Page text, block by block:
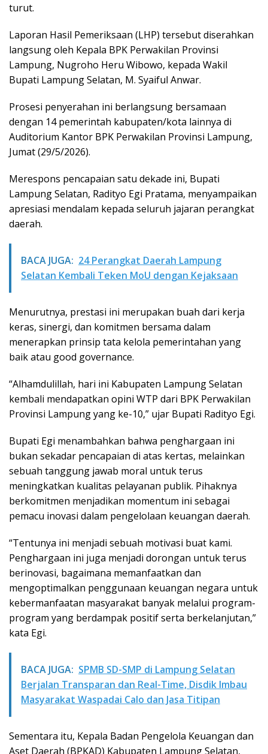
turut.
Laporan Hasil Pemeriksaan (LHP) tersebut diserahkan
langsung oleh Kepala BPK Perwakilan Provinsi
Lampung, Nugroho Heru Wibowo, kepada Wakil
Bupati Lampung Selatan, M. Syaiful Anwar.
Prosesi penyerahan ini berlangsung bersamaan
dengan 14 pemerintah kabupaten/kota lainnya di
Auditorium Kantor BPK Perwakilan Provinsi Lampung,
Jumat (29/5/2026).
Merespons pencapaian satu dekade ini, Bupati
Lampung Selatan, Radityo Egi Pratama, menyampaikan
apresiasi mendalam kepada seluruh jajaran perangkat
daerah.
BACA JUGA: 24 Perangkat Daerah Lampung
Selatan Kembali Teken MoU dengan Kejaksaan
Menurutnya, prestasi ini merupakan buah dari kerja
keras, sinergi, dan komitmen bersama dalam
menerapkan prinsip tata kelola pemerintahan yang
baik atau good governance.
“Alhamdulillah, hari ini Kabupaten Lampung Selatan
kembali mendapatkan opini WTP dari BPK Perwakilan
Provinsi Lampung yang ke-10,” ujar Bupati Radityo Egi.
Bupati Egi menambahkan bahwa penghargaan ini
bukan sekadar pencapaian di atas kertas, melainkan
sebuah tanggung jawab moral untuk terus
meningkatkan kualitas pelayanan publik. Pihaknya
berkomitmen menjadikan momentum ini sebagai
pemacu inovasi dalam pengelolaan keuangan daerah.
“Tentunya ini menjadi sebuah motivasi buat kami.
Penghargaan ini juga menjadi dorongan untuk terus
berinovasi, bagaimana memanfaatkan dan
mengoptimalkan penggunaan keuangan negara untuk
kebermanfaatan masyarakat banyak melalui program-
program yang berdampak positif serta berkelanjutan,”
kata Egi.
BACA JUGA: SPMB SD-SMP di Lampung Selatan
Berjalan Transparan dan Real-Time, Disdik Imbau
Masyarakat Waspadai Calo dan Jasa Titipan
Sementara itu, Kepala Badan Pengelola Keuangan dan
Aset Daerah (BPKAD) Kabupaten Lampung Selatan,